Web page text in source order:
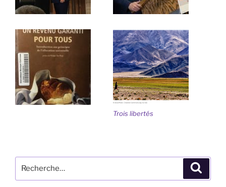
Trois libertés
pour